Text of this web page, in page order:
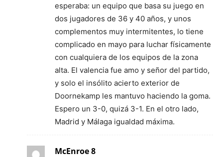
esperaba: un equipo que basa su juego en
dos jugadores de 36 y 40 años, y unos
complementos muy intermitentes, lo tiene
complicado en mayo para luchar físicamente
con cualquiera de los equipos de la zona
alta. El valencia fue amo y señor del partido,
y solo el insólito acierto exterior de
Doornekamp les mantuvo haciendo la goma.
Espero un 3-0, quizá 3-1. En el otro lado,
Madrid y Málaga igualdad máxima.
McEnroe 8